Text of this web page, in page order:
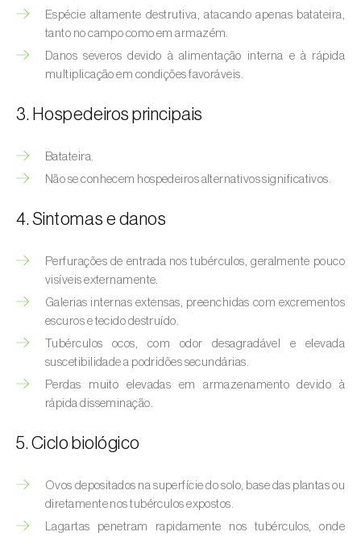
Afídeo-negro-do-pessegueiro
Brachycaudus persicae)
Afídeo-verde (Myzus persicae)
Afídeo-verde-da-ameixeira (
helichrysi)
Afídeo-verde-da-amendoeira
(
Brachycaudus amygdalinus)
Afídeo-verde-da-macieira (
spiraecola)
Afídeos
Alfinetes (Agriotes spp.)
Aranhiço-vermelho ( Tetranychus urticae
Besouro‑verde‑das‑tílias (
Bichado-da-ameixeira (
Bichado-da-castanha-do-cedo (
fasciana)
Espécie altamente destrutiva, atacando apenas batateira,
tanto no campo como em armazém.
Danos severos devido à alimentação interna e à rápida
multiplicação em condições favoráveis.
3. Hospedeiros principais
Batateira.
Não se conhecem hospedeiros alternativos significativos.
4. Sintomas e danos
Perfurações de entrada nos tubérculos, geralmente pouco
visíveis externamente.
Galerias internas extensas, preenchidas com excrementos
escuros e tecido destruído.
Tubérculos ocos, com odor desagradável e elevada
suscetibilidade a podridões secundárias.
Perdas muito elevadas em armazenamento devido à
rápida disseminação.
5. Ciclo biológico
Ovos depositados na superfície do solo, base das plantas ou
diretamente nos tubérculos expostos.
Lagartas penetram rapidamente nos tubérculos, onde